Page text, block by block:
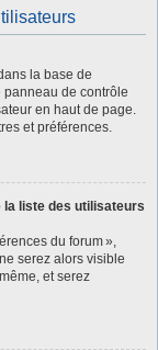
la base de
de contrôle
en haut de page.
et préférences.
la liste des utilisateurs
du forum »,
serez alors visible
et serez